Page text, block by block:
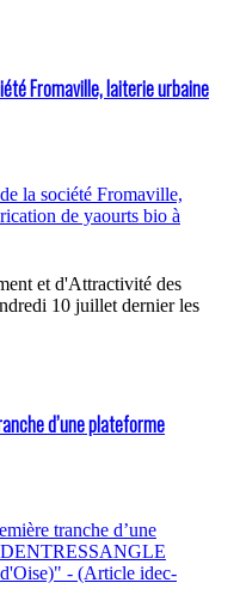
Fromaville, laiterie urbaine
et d'Attractivité des
10 juillet dernier les
d’une plateforme